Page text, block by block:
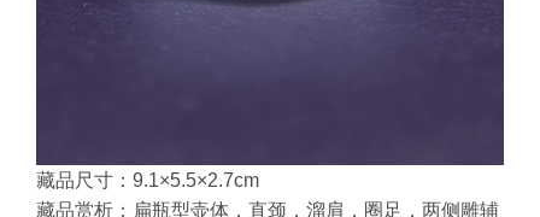
藏品尺寸：9.1×5.5×2.7cm
藏品赏析：扁瓶型壶体，直颈，溜肩，圈足，两侧雕辅